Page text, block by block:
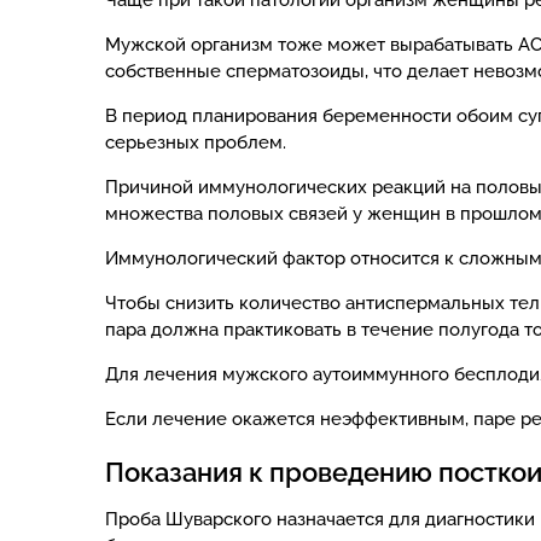
Мужской организм тоже может вырабатывать
собственные сперматозоиды, что делает
В период планирования беременности обоим
серьезных проблем.
Причиной иммунологических реакций на
множества половых связей у женщин в
Иммунологический фактор относится к
Чтобы снизить количество антиспермальных
пара должна практиковать в течение
Для лечения мужского аутоиммунного
Если лечение окажется неэффективным, паре
Показания к проведению
Проба Шуварского назначается для